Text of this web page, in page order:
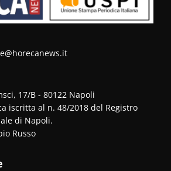
17/B - 80122 Napoli
iscritta al n. 48/2018 del Registro
di Napoli.
Russo